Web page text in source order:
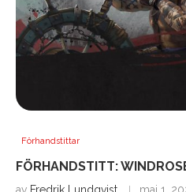
Förhandstittar
FÖRHANDSTITT: